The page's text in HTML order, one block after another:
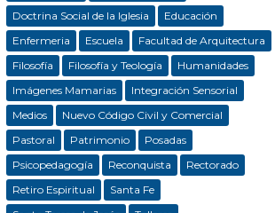
Doctrina Social de la Iglesia
Educación
Enfermeria
Escuela
Facultad de Arquitectura
Filosofía
Filosofía y Teología
Humanidades
Imágenes Mamarias
Integración Sensorial
Medios
Nuevo Código Civil y Comercial
Pastoral
Patrimonio
Posadas
Psicopedagogía
Reconquista
Rectorado
Retiro Espiritual
Santa Fe